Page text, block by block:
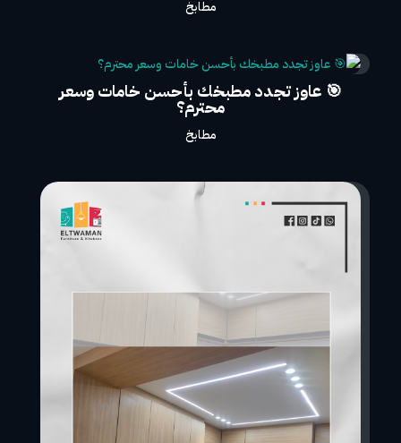
مطابخ
🎯 عاوز تجدد مطبخك بأحسن خامات وسعر
محترم؟
مطابخ